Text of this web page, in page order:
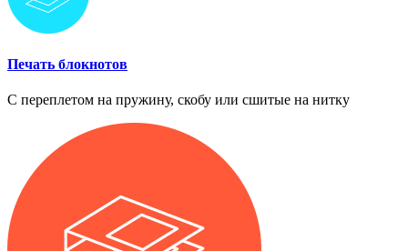
Печать блокнотов
С переплетом на пружину, скобу или сшитые на нитку